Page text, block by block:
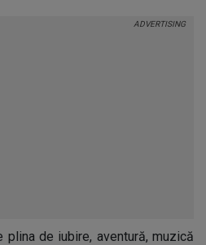
de iubire, aventură, muzică